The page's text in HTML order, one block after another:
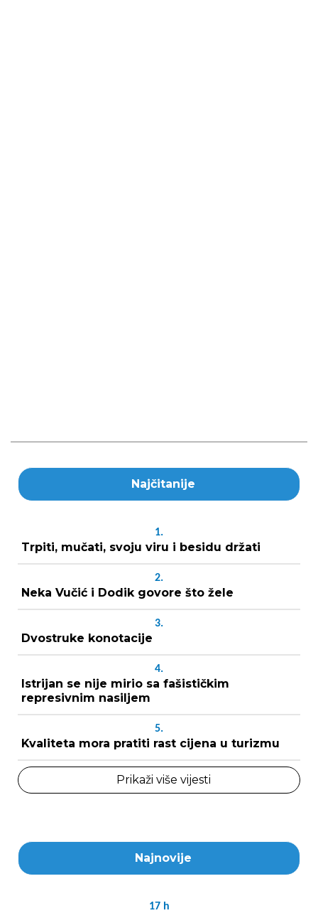
Najčitanije
1.
Trpiti, mučati, svoju viru i besidu držati
2.
Neka Vučić i Dodik govore što žele
3.
Dvostruke konotacije
4.
Istrijan se nije mirio sa fašističkim
represivnim nasiljem
5.
Kvaliteta mora pratiti rast cijena u turizmu
Prikaži više vijesti
Najnovije
17 h